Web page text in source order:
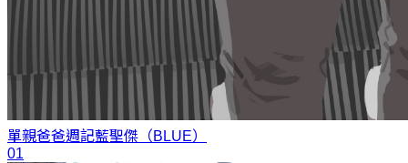
單親爸爸週記藍聖傑（BLUE）
01